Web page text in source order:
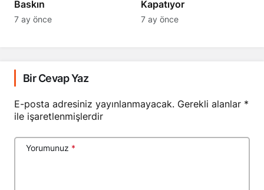
Baskın
7 ay önce
Kapatıyor
7 ay önce
Bir Cevap Yaz
E-posta adresiniz yayınlanmayacak. Gerekli alanlar *
ile işaretlenmişlerdir
Yorumunuz *